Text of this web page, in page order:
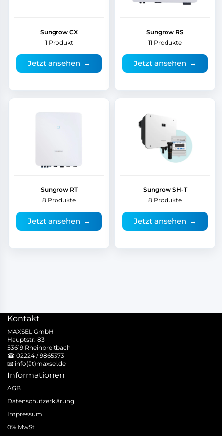
Sungrow CX
1 Produkt
Jetzt ansehen →
Sungrow RS
11 Produkte
Jetzt ansehen →
Sungrow RT
8 Produkte
Jetzt ansehen →
Sungrow SH-T
8 Produkte
Jetzt ansehen →
Kontakt
MAXSEL GmbH
Hauptstr. 83
53619 Rheinbreitbach
☎ 02224 / 9865373
📧 info(ät)maxsel.de
Informationen
AGB
Datenschutzerklärung
Impressum
0% MwSt